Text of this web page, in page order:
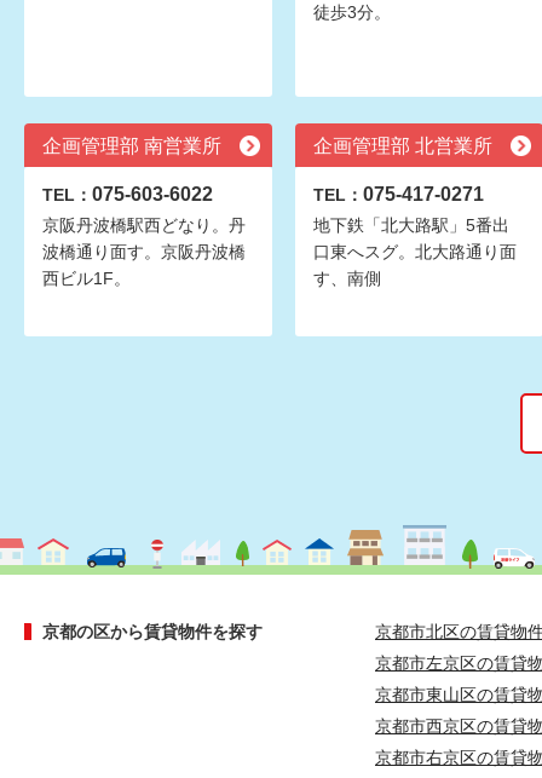
徒歩3分。
企画管理部 南営業所
TEL： 075-603-6022
京阪丹波橋駅西どなり。丹
波橋通り面す。京阪丹波橋
西ビル1F。
企画管理部 北営業所
TEL： 075-417-0271
地下鉄「北大路駅」5番出
口東へスグ。北大路通り面
す、南側
京都の区から賃貸物件を探す
京都市北区の賃貸物
京都市左京区の賃貸
京都市東山区の賃貸
京都市西京区の賃貸
京都市右京区の賃貸